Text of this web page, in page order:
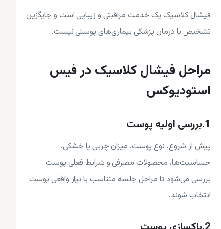
فیشال کلاسیک یک خدمت مراقبتی و زیبایی است و جایگزین
تشخیص یا درمان پزشکی بیماری‌های پوستی نیست.
مراحل فیشال کلاسیک در فیس
استودیوکس
1.بررسی اولیه پوست
پیش از شروع، نوع پوست، میزان چربی یا خشکی،
حساسیت‌ها، محصولات مصرفی و شرایط فعلی پوست
بررسی می‌شود تا مراحل جلسه متناسب با نیاز واقعی پوست
انتخاب شوند.